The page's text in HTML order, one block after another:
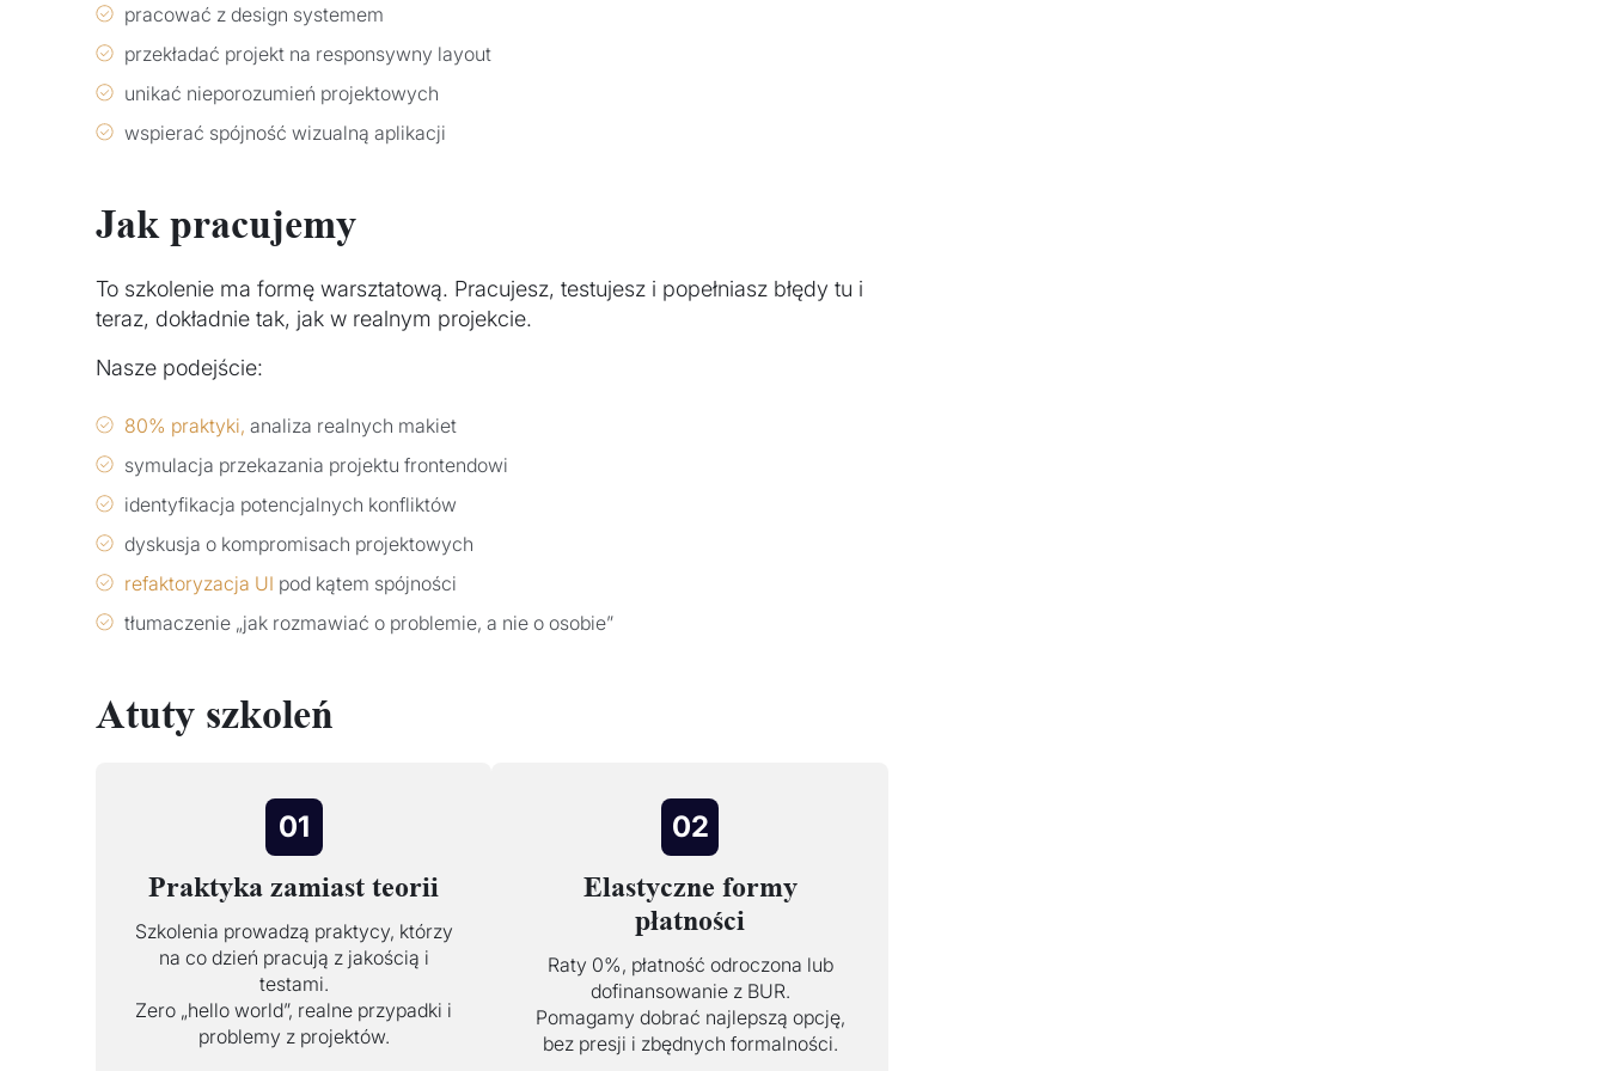
pracować z design systemem
przekładać projekt na responsywny layout
unikać nieporozumień projektowych
wspierać spójność wizualną aplikacji
Jak pracujemy
To szkolenie ma formę warsztatową. Pracujesz, testujesz i popełniasz błędy tu i
teraz, dokładnie tak, jak w realnym projekcie.
Nasze podejście:
80% praktyki, analiza realnych makiet
symulacja przekazania projektu frontendowi
identyfikacja potencjalnych konfliktów
dyskusja o kompromisach projektowych
refaktoryzacja UI pod kątem spójności
tłumaczenie „jak rozmawiać o problemie, a nie o osobie”
Atuty szkoleń
01
Praktyka zamiast teorii
Szkolenia prowadzą praktycy, którzy
na co dzień pracują z jakością i
testami.
Zero „hello world”, realne przypadki i
problemy z projektów.
02
Elastyczne formy
płatności
Raty 0%, płatność odroczona lub
dofinansowanie z BUR.
Pomagamy dobrać najlepszą opcję,
bez presji i zbędnych formalności.